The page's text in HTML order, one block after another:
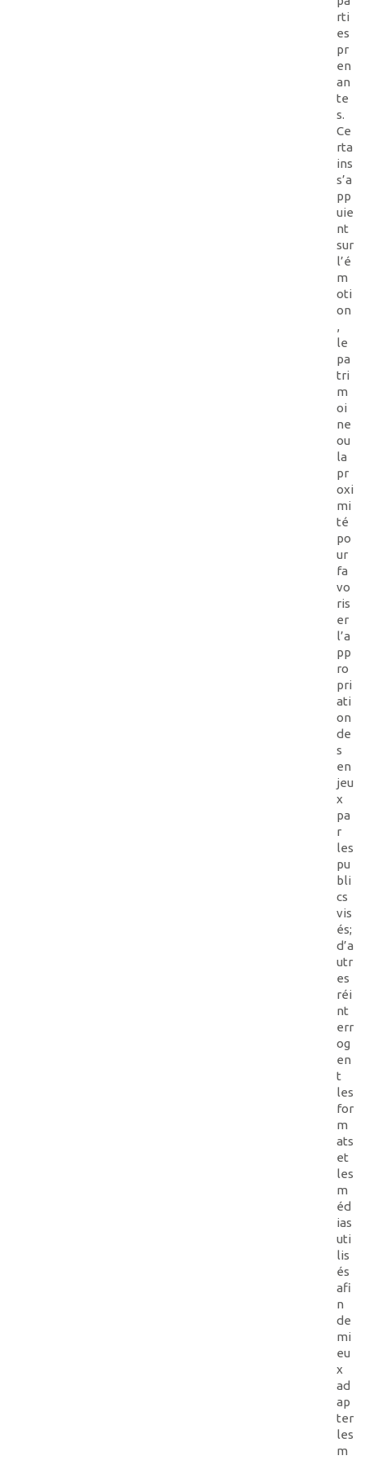
rti
es
pr
en
an
te
s.
Ce
rta
ins
s’a
pp
uie
nt
sur
l’é
m
oti
on
,
le
pa
tri
m
oi
ne
ou
la
pr
oxi
mi
té
po
ur
fa
vo
ris
er
l’a
pp
ro
pri
ati
on
de
s
en
jeu
x
pa
r
les
pu
bli
cs
vis
és;
d’a
utr
es
réi
nt
err
og
en
t
les
for
m
ats
et
les
m
éd
ias
uti
lis
és
afi
n
de
mi
eu
x
ad
ap
ter
les
m